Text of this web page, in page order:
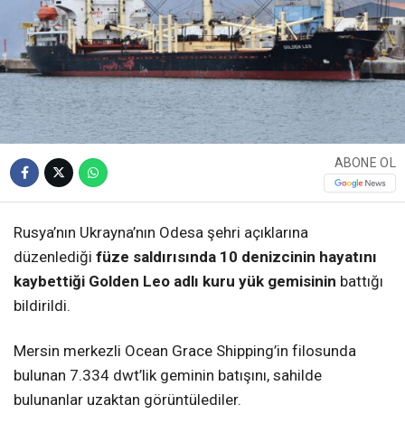
ABONE OL
Rusya’nın Ukrayna’nın Odesa şehri açıklarına
düzenlediği füze saldırısında 10 denizcinin hayatını
kaybettiği Golden Leo adlı kuru yük gemisinin battığı
bildirildi.
Mersin merkezli Ocean Grace Shipping’in filosunda
bulunan 7.334 dwt’lik geminin batışını, sahilde
bulunanlar uzaktan görüntülediler.